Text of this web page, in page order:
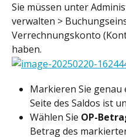
Sie müssen unter
verwalten >
Verrechnungskonto
haben.
Markieren Sie genau
Seite des Saldos ist
Wählen Sie OP-
Betrag des